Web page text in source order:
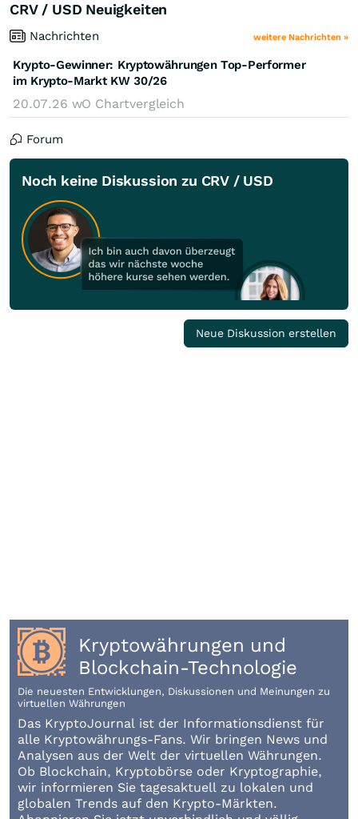
CRV / USD Neuigkeiten
Nachrichten weitere Nachrichten »
Krypto-Gewinner: Kryptowährungen Top-Performer
im Krypto-Markt KW 30/26
20.07.26 wO Chartvergleich
Forum
Noch keine Diskussion zu CRV / USD
Neue Diskussion erstellen
Kryptowährungen und
Blockchain-Technologie
Die neuesten Entwicklungen, Diskussionen und Meinungen zu
virtuellen Währungen
Das KryptoJournal ist der Informationsdienst für
alle Kryptowährungs-Fans. Wir bringen News und
Analysen aus der Welt der virtuellen Währungen.
Ob Blockchain, Kryptobörse oder Kryptographie,
wir informieren Sie tagesaktuell zu lokalen und
globalen Trends auf den Krypto-Märkten.